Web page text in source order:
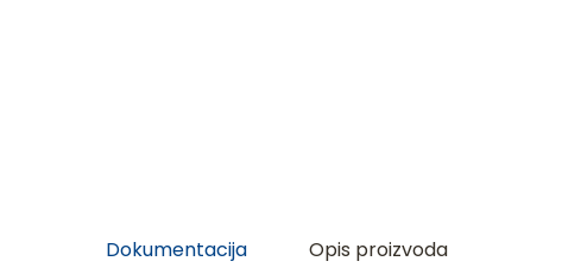
Dokumentacija Opis proizvoda